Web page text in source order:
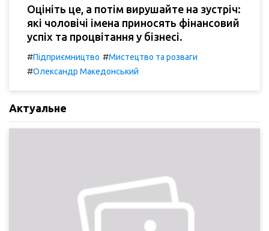
Оцініть це, а потім вирушайте на зустріч:
які чоловічі імена приносять фінансовий
успіх та процвітання у бізнесі.
#Підприємництво #Мистецтво та розваги
#Олександр Македонський
Актуальне